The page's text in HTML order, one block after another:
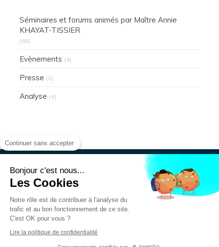
Séminaires et forums animés par Maître Annie
KHAYAT-TISSIER
(66)
Evènements (4)
Presse (2)
Analyse (4)
Mentions légales
Continuer sans accepter
Bonjour c'est nous...
Les Cookies
Notre rôle est de contribuer à l'analyse du
trafic et au bon fonctionnement de ce site.
C'est OK pour vous ?
Lire la politique de confidentialité